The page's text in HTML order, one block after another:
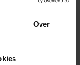
Over
koekenpannen/